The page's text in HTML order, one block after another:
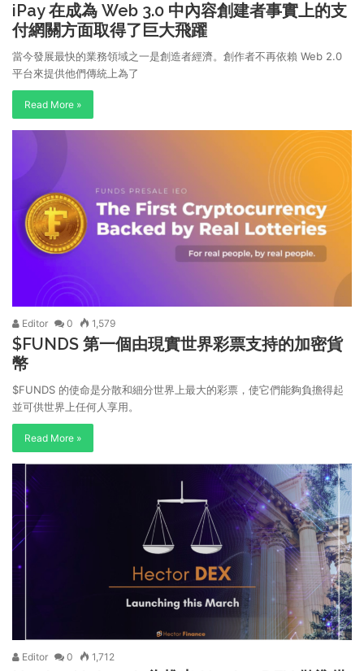
iPay 在成為 Web 3.0 中內容創建者事實上的支
付網關方面取得了巨大飛躍
當今發展最快的業務領域之一是創造者經濟。創作者不再依賴 Web 2.0
平台來提供他們傳統上為了
Read More »
Editor 0 1,579
$FUNDS 第一個由現實世界彩票支持的加密貨
幣
$FUNDS 的使命是分散和細分世界上最大的彩票，使它們能夠負擔得起
並可供世界上任何人享用。
Read More »
Editor 0 1,712